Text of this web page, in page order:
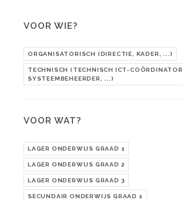
VOOR WIE?
ORGANISATORISCH (DIRECTIE, KADER, ...)
TECHNISCH (TECHNISCH ICT-COÖRDINATOR,
SYSTEEMBEHEERDER, ...)
VOOR WAT?
LAGER ONDERWIJS GRAAD 1
LAGER ONDERWIJS GRAAD 2
LAGER ONDERWIJS GRAAD 3
SECUNDAIR ONDERWIJS GRAAD 1